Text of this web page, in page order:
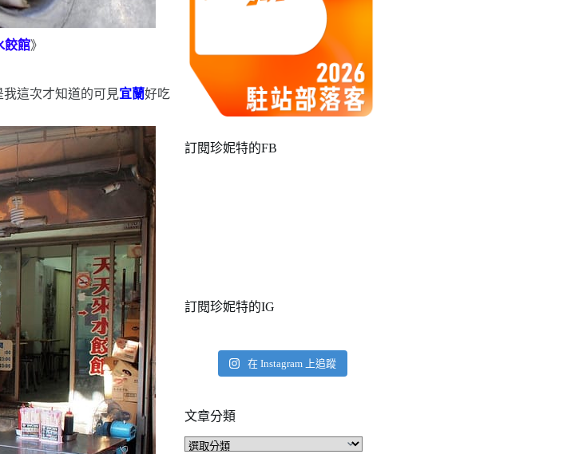
餃館》
我這次才知道的可見宜蘭好吃
訂閱珍妮特的FB
訂閱珍妮特的IG
在 Instagram 上追蹤
文章分類
文